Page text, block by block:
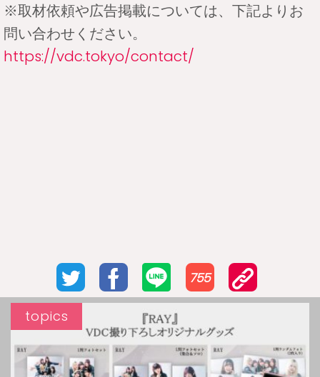
※取材依頼や広告掲載については、下記よりお
問い合わせください。
https://vdc.tokyo/contact/
755
topics